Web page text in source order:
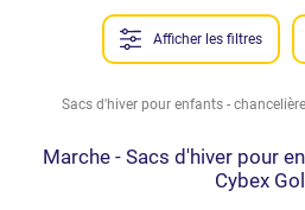
Afficher les filtres
Sacs d'hiver pour enfants -
Marche - Sacs d'hiver pour
Cybex